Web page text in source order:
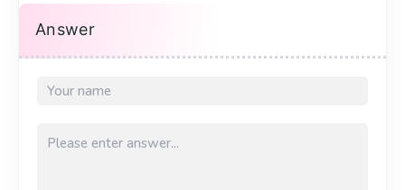
Answer